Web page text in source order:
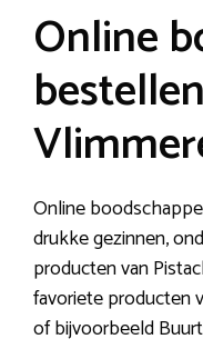
Online
Online
drukke gezinnen,
producten van
favoriete producten
of bijvoorbeeld